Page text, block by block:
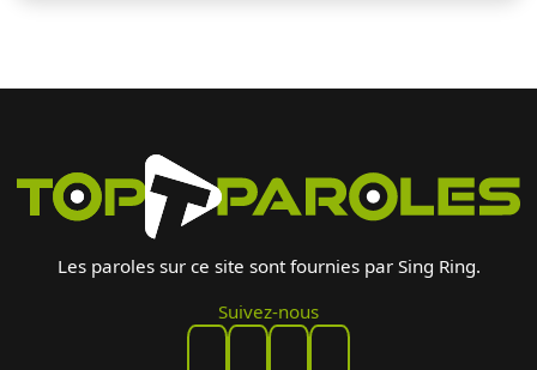
Les paroles sur ce site sont fournies par Sing Ring.
Suivez-nous